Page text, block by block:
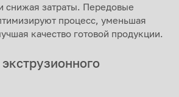
снижая затраты. Передовые
процесс, уменьшая
качество готовой продукции.